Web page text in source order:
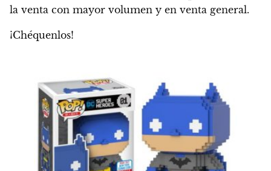
la venta con mayor volumen y en venta general.
¡Chéquenlos!